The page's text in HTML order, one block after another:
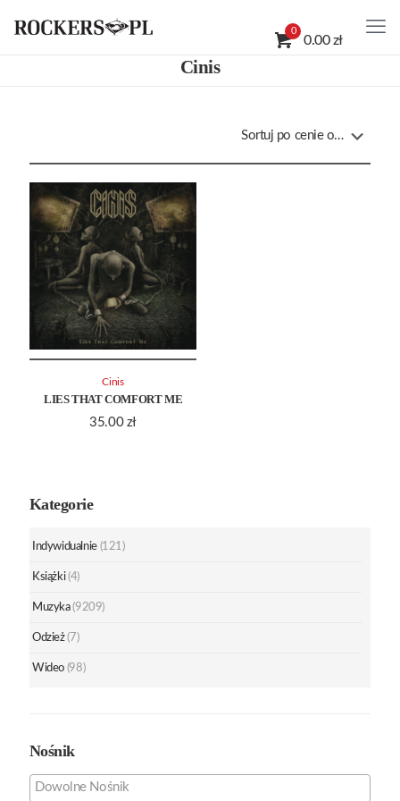
0
0.00 zł
Cinis
LIES THAT COMFORT ME
35.00 zł
Cinis
Kategorie
Indywidualnie (121)
Książki (4)
Muzyka (9209)
Odzież (7)
Wideo (98)
Nośnik